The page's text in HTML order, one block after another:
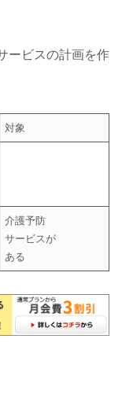
ービスの計画を作
対象
介護予防
サービスが
ある